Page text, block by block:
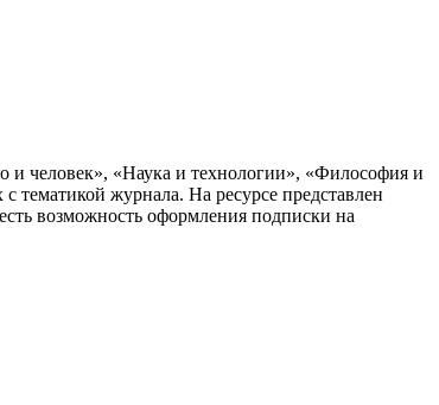
и человек», «Наука и технологии», «Философия и
тематикой журнала. На ресурсе представлен
возможность оформления подписки на